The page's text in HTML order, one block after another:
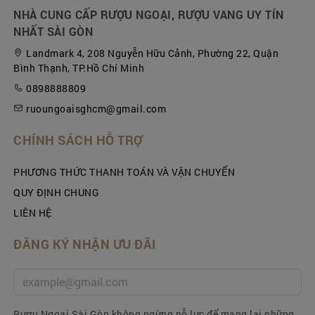
văn hóa thưởng thức rượu, tặng quà trong dịp Tết
với Tết cổ truyền Việt Nam.
CÁCH UỐNG RƯỢU WHISKY
Cách đơn giản nhất để thưởng thức rượu whisky
là uống nguyên chất, rót vào ly khoảng 15 - 30ml
rượu và chậm rãi cảm nhận những mùi vị tinh túy
mùi vị bay mất.
Uống với đá
Cho 1 - 2 viên đá vào ly trước rồi rót rượu whisky
đạt được nhiệt độ mong muốn và dễ dàng lan tỏa
động trong rượu, vừa cảm nhận hương thơm.
NHÀ CUNG CẤP RƯỢU NGOẠI, RƯỢU VANG UY TÍN
NHẤT SÀI GÒN
Landmark 4, 208 Nguyễn Hữu Cảnh, Phường 22, Quận
Bình Thạnh, TP.Hồ Chí Minh
0898888809
ruoungoaisghcm@gmail.com
CHÍNH SÁCH HỖ TRỢ
PHƯƠNG THỨC THANH TOÁN VÀ VẬN CHUYỂN
QUY ĐỊNH CHUNG
LIÊN HỆ
ĐĂNG KÝ NHẬN ƯU ĐÃI